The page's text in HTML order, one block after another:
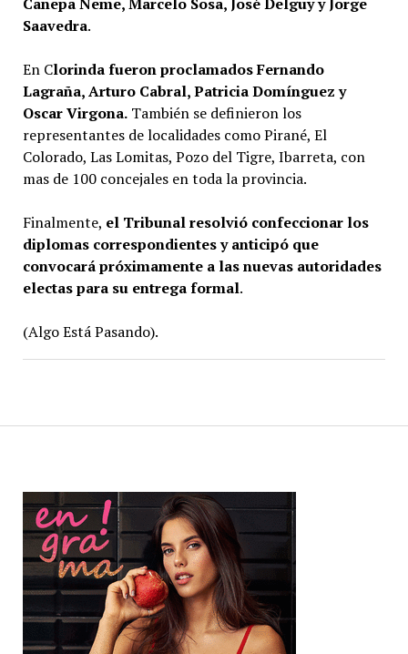
Saavedra.
En Clorinda fueron proclamados Fernando
Lagraña, Arturo Cabral, Patricia Domínguez y
Oscar Virgona.También se definieron los
representantes de localidades como Pirané, El
Colorado, Las Lomitas, Pozo del Tigre, Ibarreta, con
mas de 100 concejales en toda la provincia.
Finalmente, el Tribunal resolvió confeccionar los
diplomas correspondientes y anticipó que
convocará próximamente a las nuevas autoridades
electas para su entrega formal.
(Algo Está Pasando).